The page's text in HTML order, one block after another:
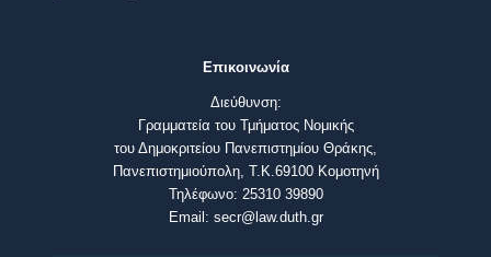
Επικοινωνία
Διεύθυνση:
Γραμματεία του Τμήματος Νομικής
του Δημοκριτείου Πανεπιστημίου Θράκης,
Πανεπιστημιούπολη, Τ.Κ.69100 Κομοτηνή
Τηλέφωνο: 25310 39890
Email: secr@law.duth.gr